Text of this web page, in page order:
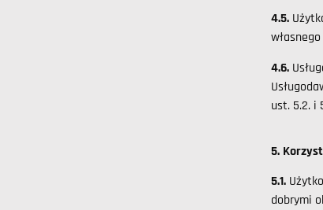
4.5.
4.6.
ust. 5.2. i
5.
5.1.
dobrymi